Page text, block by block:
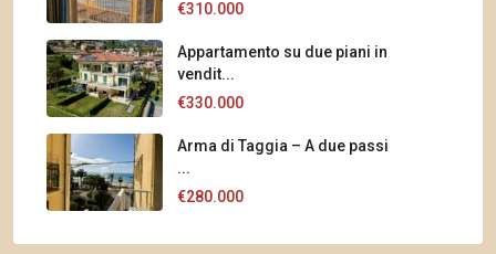
€310.000
Appartamento su due piani in
vendit...
€330.000
Arma di Taggia – A due passi
...
€280.000